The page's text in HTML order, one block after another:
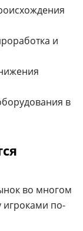
и
в
во многом
игроками по-